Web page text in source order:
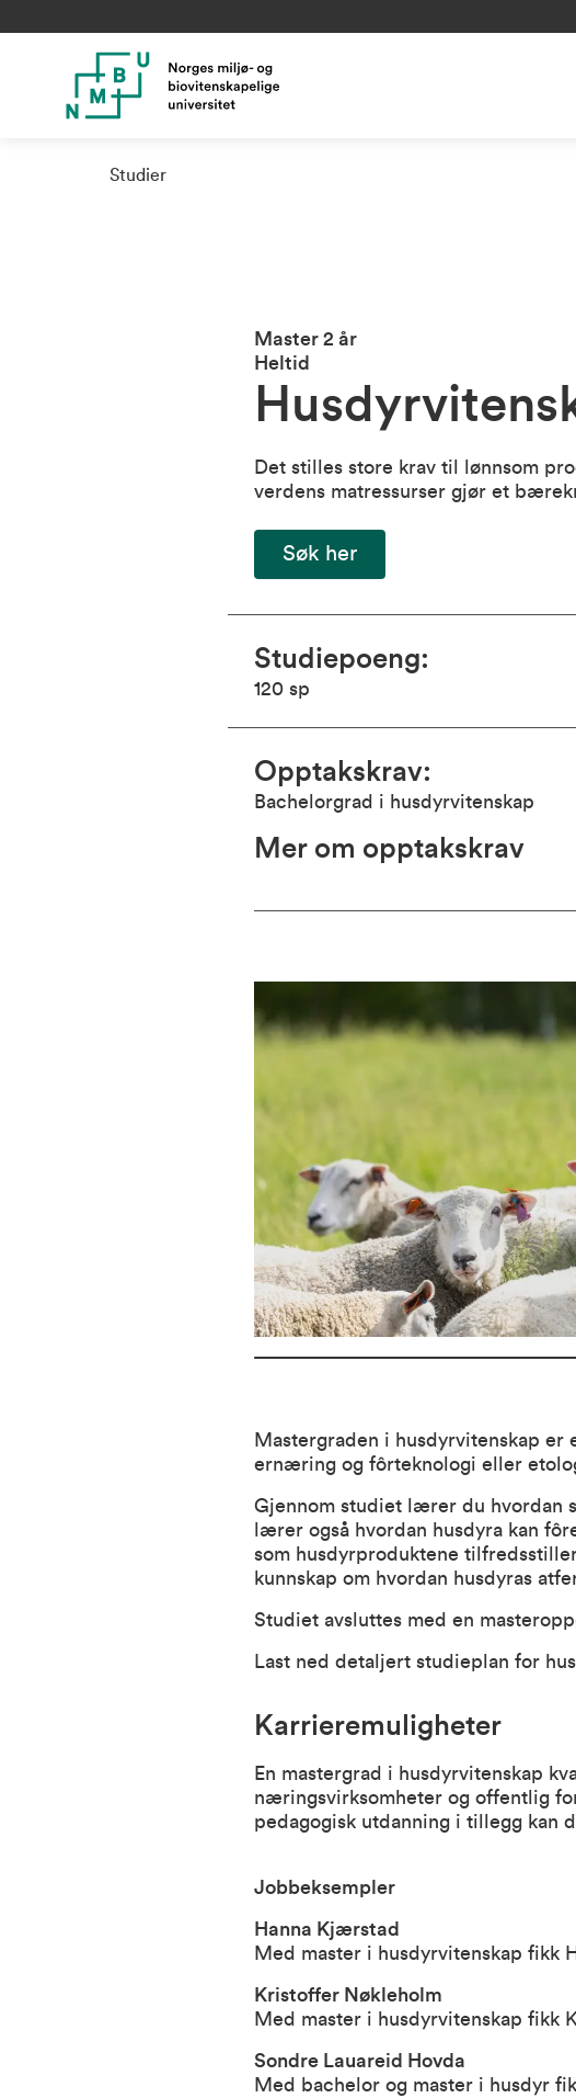
Studier
Master 2 år
Heltid
Det stilles store krav til lønnsom
verdens matressurser gjør et
Søk her
Studiepoeng:
120 sp
Opptakskrav:
Bachelorgrad i husdyrvitenskap
Mer om opptakskrav
Mastergraden i husdyrvitenskap
ernæring og fôrteknologi eller
Gjennom studiet lærer du hvordan
lærer også hvordan husdyra kan
som husdyrproduktene
kunnskap om hvordan husdyras
Studiet avsluttes med en
Last ned detaljert studieplan for
Karrieremuligheter
En mastergrad i husdyrvitenskap
næringsvirksomheter og offentlig
pedagogisk utdanning i tillegg kan
Jobbeksempler
Hanna Kjærstad
Med master i husdyrvitenskap fikk
Kristoffer Nøkleholm
Med master i husdyrvitenskap fikk
Sondre Lauareid Hovda
Med bachelor og master i husdyr